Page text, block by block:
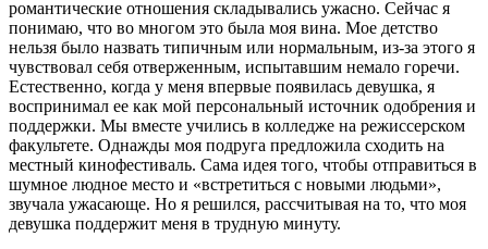
романтические отношения складывались ужасно. Сейчас я
понимаю, что во многом это была моя вина. Мое детство
нельзя было назвать типичным или нормальным, из-за этого я
чувствовал себя отверженным, испытавшим немало горечи.
Естественно, когда у меня впервые появилась девушка, я
воспринимал ее как мой персональный источник одобрения и
поддержки. Мы вместе учились в колледже на режиссерском
факультете. Однажды моя подруга предложила сходить на
местный кинофестиваль. Сама идея того, чтобы отправиться в
шумное людное место и «встретиться с новыми людьми»,
звучала ужасающе. Но я решился, рассчитывая на то, что моя
девушка поддержит меня в трудную минуту.